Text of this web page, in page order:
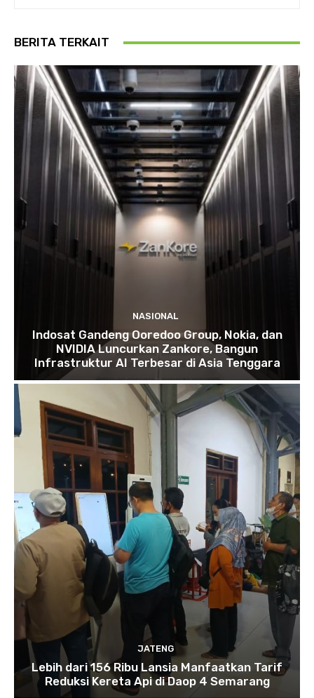
BERITA TERKAIT
NASIONAL
Indosat Gandeng Ooredoo Group, Nokia, dan
NVIDIA Luncurkan Zankore, Bangun
Infrastruktur AI Terbesar di Asia Tenggara
JATENG
Lebih dari 156 Ribu Lansia Manfaatkan Tarif
Reduksi Kereta Api di Daop 4 Semarang